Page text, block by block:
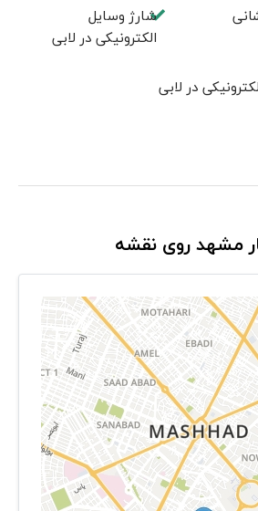
شارژ وسایل
الکترونیکی در لابی
در لابی
مشهد روی نقشه